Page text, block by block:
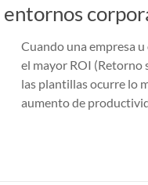
Cuando una empresa
el mayor ROI (Retorno
las plantillas ocurre lo
aumento de